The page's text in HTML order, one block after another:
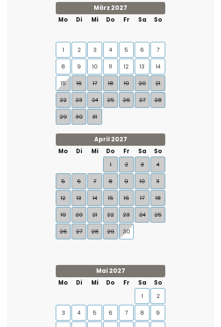
März 2027
Mo
Di Mi Do Fr Sa So
1 2 3 4 5 6 7
8 9 10 11 12 13 14
15 16 17 18 19 20 21
22 23 24 25 26 27 28
29 30 31
April 2027
Mo
Di Mi Do Fr Sa
So
1
2 3 4
5 6 7 8 9 10 11
12 13 14 15 16 17 18
19 20 21 22 23 24 25
26 27 28 29 30
Mai 2027
Mo
Di Mi Do Fr Sa
So
1
2
3 4 5 6 7 8 9